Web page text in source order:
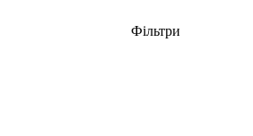
Фільтри